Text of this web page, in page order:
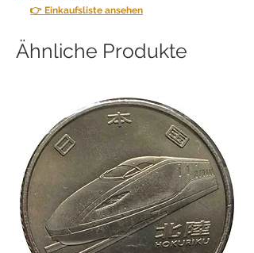
👉 Einkaufsliste ansehen
Ähnliche Produkte